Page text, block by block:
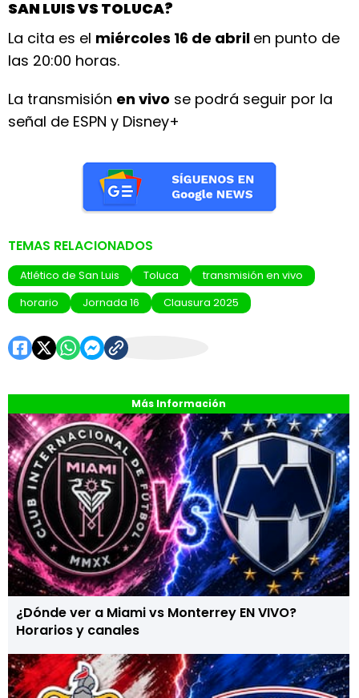
Más Información
¿Dónde ver a Miami vs Monterrey EN VIVO?
Horarios y canales
SAN LUIS VS TOLUCA?
La cita es el miércoles 16 de abril en punto de
las 20:00 horas.
La transmisión en vivo se podrá seguir por la
señal de ESPN y Disney+
TEMAS RELACIONADOS
Atlético de San Luis Toluca
transmisión en vivo
horario
Jornada 16 Clausura 2025